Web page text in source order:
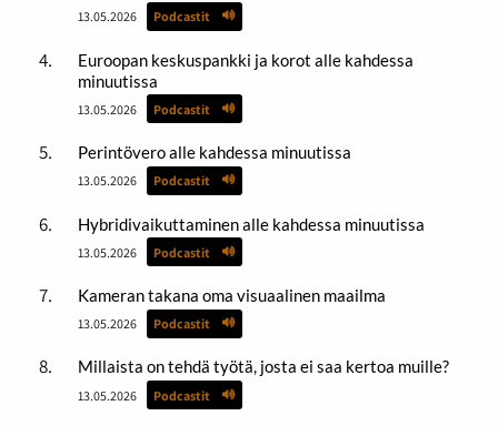
13.05.2026 Podcastit
Euroopan keskuspankki ja korot alle kahdessa
minuutissa
13.05.2026 Podcastit
Perintövero alle kahdessa minuutissa
13.05.2026 Podcastit
Hybridivaikuttaminen alle kahdessa minuutissa
13.05.2026 Podcastit
Kameran takana oma visuaalinen maailma
13.05.2026 Podcastit
Millaista on tehdä työtä, josta ei saa kertoa muille?
13.05.2026 Podcastit